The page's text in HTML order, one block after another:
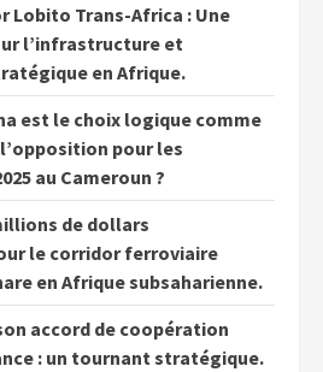
Lobito Trans-Africa : Une
l’infrastructure et
en Afrique.
est le choix logique comme
pour les
au Cameroun ?
de dollars
le corridor ferroviaire
en Afrique subsaharienne.
accord de coopération
: un tournant stratégique.